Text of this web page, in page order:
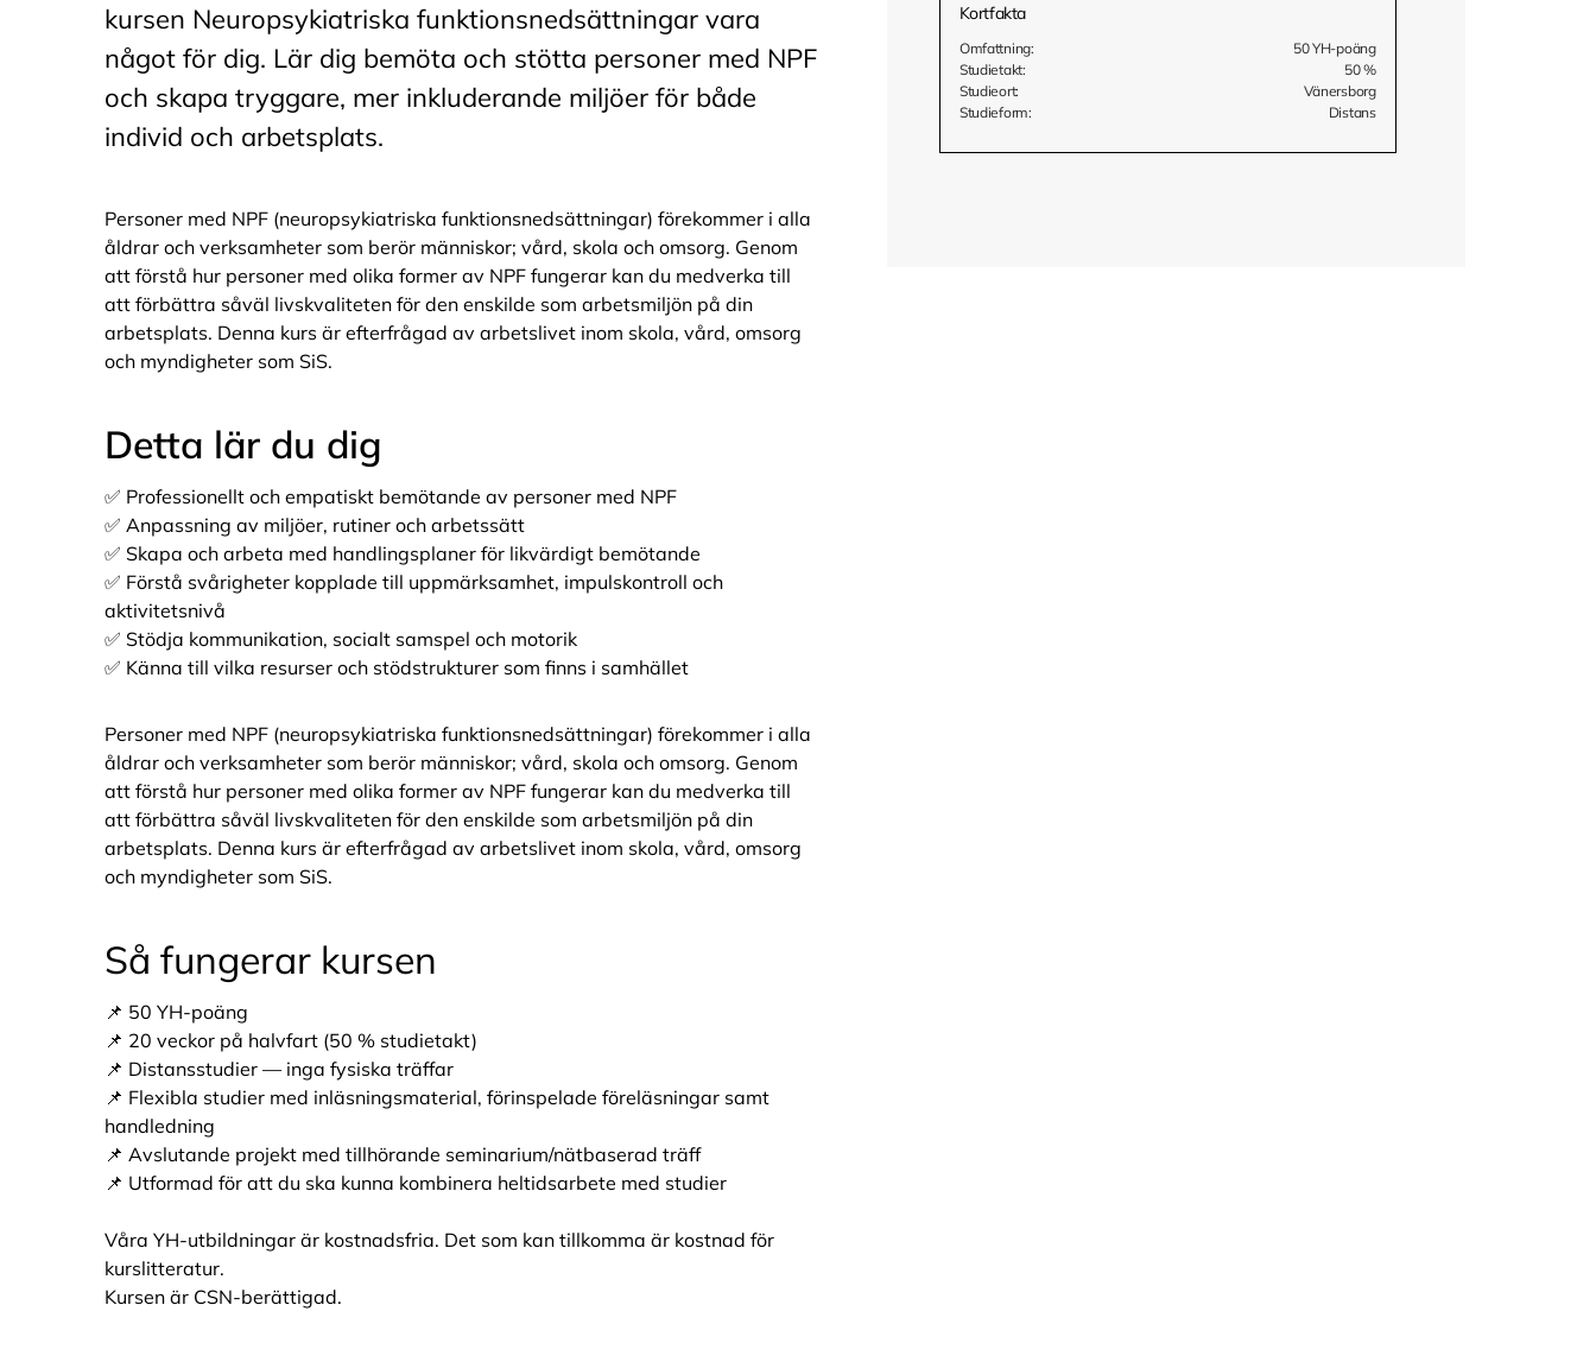
kursen Neuropsykiatriska funktionsnedsättningar vara
något för dig. Lär dig bemöta och stötta personer med NPF
och skapa tryggare, mer inkluderande miljöer för både
individ och arbetsplats.
Personer med NPF (neuropsykiatriska funktionsnedsättningar) förekommer i alla
åldrar och verksamheter som berör människor; vård, skola och omsorg. Genom
att förstå hur personer med olika former av NPF fungerar kan du medverka till
att förbättra såväl livskvaliteten för den enskilde som arbetsmiljön på din
arbetsplats. Denna kurs är efterfrågad av arbetslivet inom skola, vård, omsorg
och myndigheter som SiS.
Detta lär du dig
✅ Professionellt och empatiskt bemötande av personer med NPF
✅ Anpassning av miljöer, rutiner och arbetssätt
✅ Skapa och arbeta med handlingsplaner för likvärdigt bemötande
✅ Förstå svårigheter kopplade till uppmärksamhet, impulskontroll och
aktivitetsnivå
✅ Stödja kommunikation, socialt samspel och motorik
✅ Känna till vilka resurser och stödstrukturer som finns i samhället
Personer med NPF (neuropsykiatriska funktionsnedsättningar) förekommer i alla
åldrar och verksamheter som berör människor; vård, skola och omsorg. Genom
att förstå hur personer med olika former av NPF fungerar kan du medverka till
att förbättra såväl livskvaliteten för den enskilde som arbetsmiljön på din
arbetsplats. Denna kurs är efterfrågad av arbetslivet inom skola, vård, omsorg
och myndigheter som SiS.
Så fungerar kursen
📌 50 YH-poäng
📌 20 veckor på halvfart (50 % studietakt)
📌 Distansstudier — inga fysiska träffar
📌 Flexibla studier med inläsningsmaterial, förinspelade föreläsningar samt
handledning
📌 Avslutande projekt med tillhörande seminarium/nätbaserad träff
📌 Utformad för att du ska kunna kombinera heltidsarbete med studier
Våra YH-utbildningar är kostnadsfria. Det som kan tillkomma är kostnad för
kurslitteratur.
Kursen är CSN-berättigad.
Kortfakta
Omfattning:
50 YH-poäng
Studietakt:
50 %
Studieort:
Vänersborg
Studieform:
Distans